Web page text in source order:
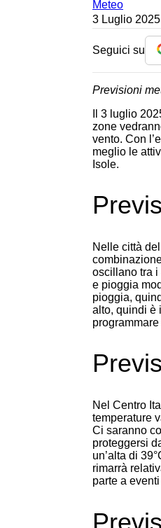
Meteo
3 Luglio 2025
Seguici su
Previsioni
Il 3 luglio
zone
vento. Con
meglio le
Isole.
Nelle città
oscillano tra i
e pioggia
pioggia,
alto, quindi è
Nel Centro
temperature
Ci saranno
proteggersi
un’alta di
rimarrà
parte a